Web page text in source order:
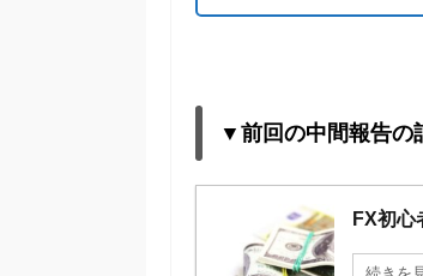
▼前回の中間報告の
FX初心